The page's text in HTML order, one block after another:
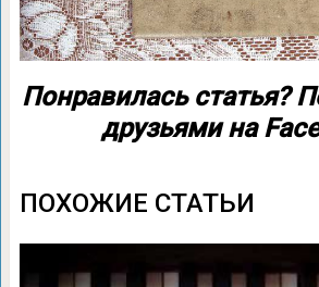
Понравилась статья?
друзьями на
ПОХОЖИЕ СТАТЬИ